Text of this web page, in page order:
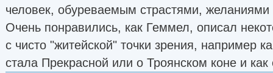
человек, обуреваемым страстями,
Очень понравились, как Геммел, описал
с чисто "житейской" точки зрения, например
стала Прекрасной или о Троянском коне и